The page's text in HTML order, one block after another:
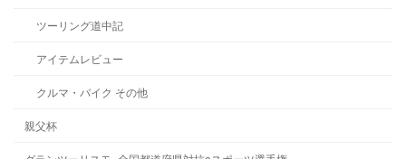
ツーリング道中記
アイテムレビュー
クルマ・バイク その他
親父杯